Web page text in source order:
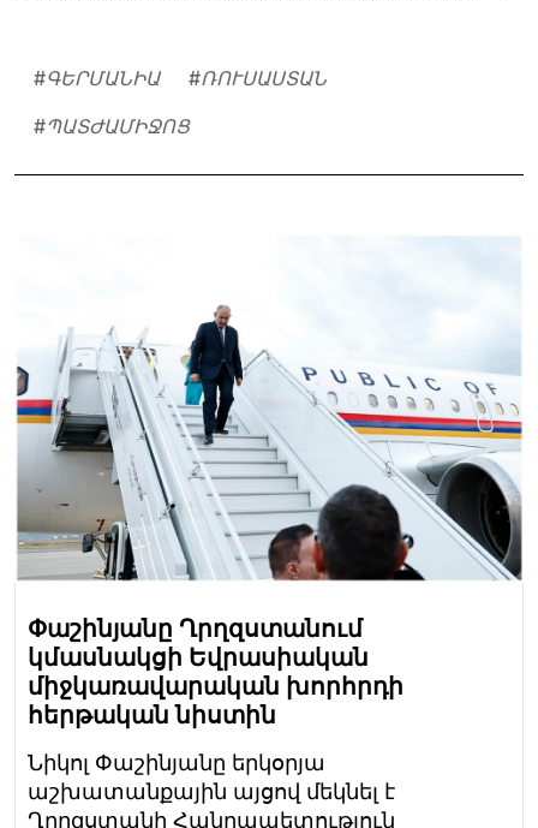
#ԳԵՐՄԱՆԻԱ #ՌՈՒՍԱՍՏԱՆ
#ՊԱՏԺԱՄԻՋՈՑ
Փաշինյանը Ղրղզստանում
կմասնակցի Եվրասիական
միջկառավարական խորհրդի
հերթական նիստին
Նիկոլ Փաշինյանը երկօրյա
աշխատանքային այցով մեկնել է
Ղրղզստանի Հանրապետություն